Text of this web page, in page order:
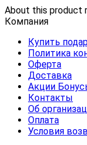
About this product
Компания
Купить
Политика
Оферта
Доставка
Акции
Контакты
Об
Оплата
Условия